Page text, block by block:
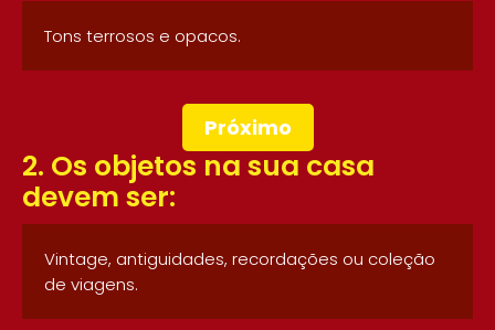
Tons terrosos e opacos.
Próximo
2. Os objetos na sua casa
devem ser:
Vintage, antiguidades, recordações ou coleção
de viagens.